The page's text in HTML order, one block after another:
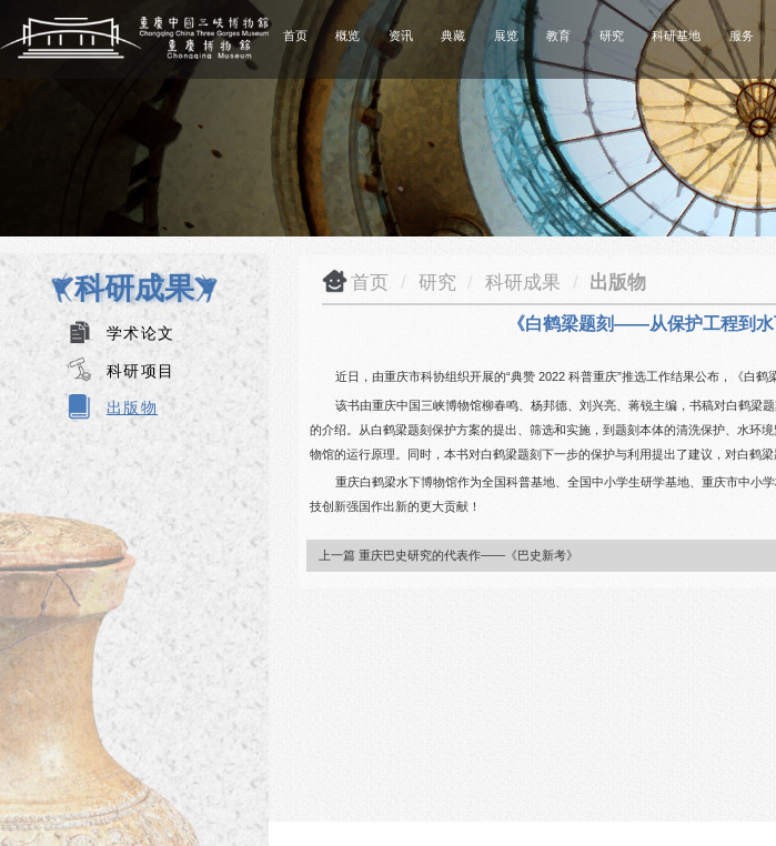
首页 概览 资讯 典藏 展览 教育 研究 科研基地 服务
科研成果
学术论文
科研项目
出版物
首页 / 研究 / 科研成果 / 出版物
《白鹤梁题刻——从保护工程到
近日，由重庆市科协组织开展的“典赞 2022 科普重庆”推选工作结果公布，《白
该书由重庆中国三峡博物馆柳春鸣、杨邦德、刘兴亮、蒋锐主编，书稿对白鹤梁
的介绍。从白鹤梁题刻保护方案的提出、筛选和实施，到题刻本体的清洗保护、水环
物馆的运行原理。同时，本书对白鹤梁题刻下一步的保护与利用提出了建议，对白鹤
重庆白鹤梁水下博物馆作为全国科普基地、全国中小学生研学基地、重庆市中小
技创新强国作出新的更大贡献！
上一篇 重庆巴史研究的代表作——《巴史新考》